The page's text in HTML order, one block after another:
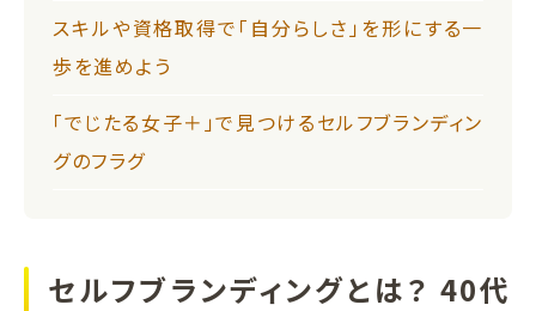
スキルや資格取得で「自分らしさ」を形にする一
歩を進めよう
「でじたる女子＋」で見つけるセルフブランディン
グのフラグ
セルフブランディングとは？ 40代